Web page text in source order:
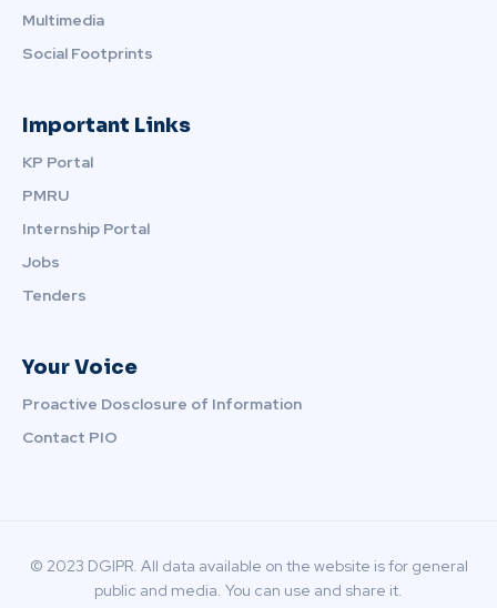
Multimedia
Social Footprints
Important Links
KP Portal
PMRU
Internship Portal
Jobs
Tenders
Your Voice
Proactive Dosclosure of Information
Contact PIO
© 2023 DGIPR. All data available on the website is for general
public and media. You can use and share it.